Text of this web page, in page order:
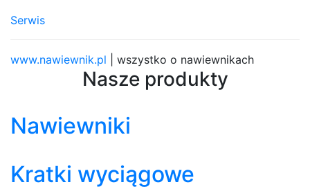
Serwis
www.nawiewnik.pl | wszystko o nawiewnikach
Nasze produkty
Nawiewniki
Kratki wyciągowe